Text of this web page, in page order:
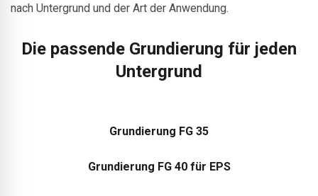
nach Untergrund und der Art der Anwendung.
Die passende Grundierung für jeden
Untergrund
Grundierung FG 35
Grundierung FG 40 für EPS